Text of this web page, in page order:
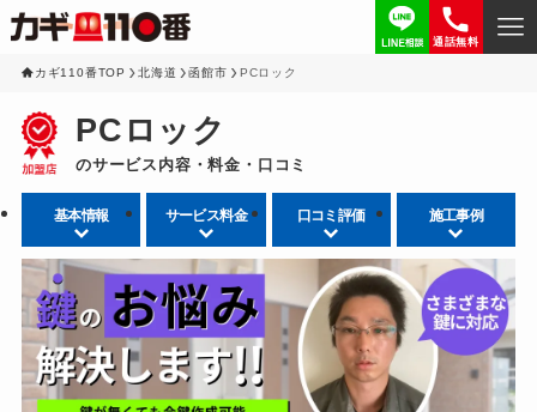
通話無料
カギ110番TOP 北海道 函館市 PCロック
PCロック
のサービス内容・料金・口コミ
基本情報 サービス料金 口コミ評価 施工事例